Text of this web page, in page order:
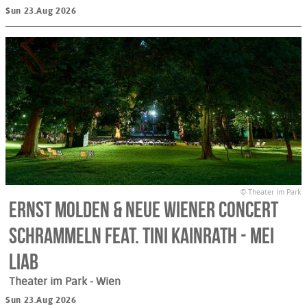
Sun 23.Aug 2026
© Theater im Park
Ernst Molden & Neue Wiener Concert
Schrammeln feat. Tini Kainrath - mei
liab
Theater im Park- Wien
Sun 23.Aug 2026